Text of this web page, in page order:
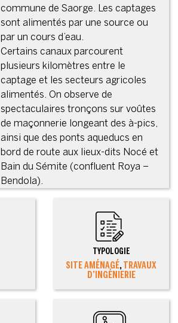
commune de Saorge. Les captages
sont alimentés par une source ou
par un cours d’eau.
Certains canaux parcourent
plusieurs kilomètres entre le
captage et les secteurs agricoles
alimentés. On observe de
spectaculaires tronçons sur voûtes
de maçonnerie longeant des à-pics,
ainsi que des ponts aqueducs en
bord de route aux lieux-dits Nocé et
Bain du Sémite (confluent Roya –
Bendola).
TYPOLOGIE
SITE AMÉNAGÉ,TRAVAUX
D’INGÉNIERIE